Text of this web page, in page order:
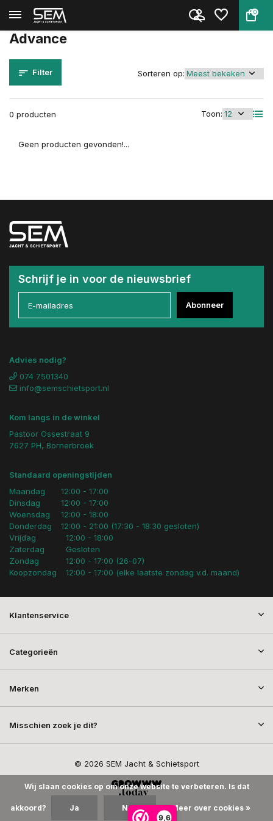
9,6
0
Terug Home
Advance
Filter
0 producten Toon:
Sorteren op:
Geen producten gevonden!...
Schrijf je in voor de nieuwsbrief
Abonneer
Advies nodig?
074 7501340
info@semschietsport.nl
Kom langs in de winkel
Pastoor Ossestraat 9
7627 PH, Bornerbroek
Standaard openingstijden
Maandag
Dinsdag
Woensdag
Donderdag
12:00 - 17:00
12:00 - 17:00
12:00 - 18:00
12:00 - 21:00 (17:30 - 18:30 gesloten)
Vrijdag
Zaterdag
Zondag
Koopzondag
12:00 - 18:00
Gesloten
12:00 - 17:00 (26-07)
12:00 - 17:00 (elke laatste zondag v.d. maand)
Klantenservice
Categorieën
Merken
Misschien zoek je dit?
© 2026 SEM Jacht & Schietsport
Wij slaan cookies op om onze website te verbeteren. Is dat
akkoord? Ja Nee Meer over cookies »